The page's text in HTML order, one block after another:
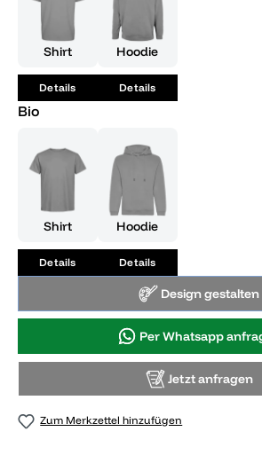
Shirt
Details
Hoodie
Details
Bio
Shirt
Details
Hoodie
Details
Design gestalten
Per Whatsapp
Jetzt anfragen
Zum Merkzettel hinzufügen